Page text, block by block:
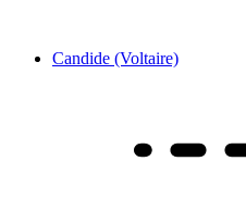
Candide (Voltaire)